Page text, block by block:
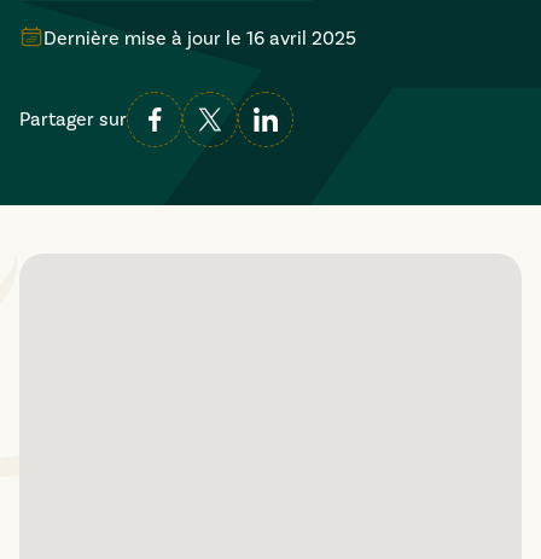
Dernière mise à jour le 16 avril 2025
Partager sur